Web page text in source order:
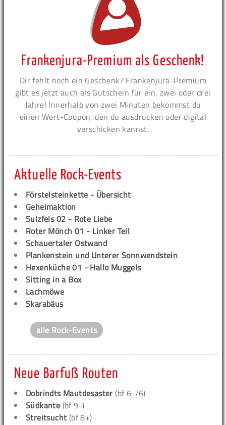
Frankenjura-Premium als Geschenk!
Dir fehlt noch ein Geschenk? Frankenjura-Premium
gibt es jetzt auch als Gutschein für ein, zwei oder drei
Jahre! Innerhalb von zwei Minuten bekommst du
einen Wert-Coupon, den du ausdrucken oder digital
verschicken kannst.
Aktuelle Rock-Events
Förstelsteinkette - Übersicht
Geheimaktion
Sulzfels 02 - Rote Liebe
Roter Mönch 01 - Linker Teil
Schauertaler Ostwand
Plankenstein und Unterer Sonnwendstein
Hexenküche 01 - Hallo Muggels
Sitting in a Box
Lachmöwe
Skarabäus
alle Rock-Events
Neue Barfuß Routen
Dobrindts Mautdesaster (bf 6-/6)
Südkante (bf 9-)
Streitsucht (bf 8+)